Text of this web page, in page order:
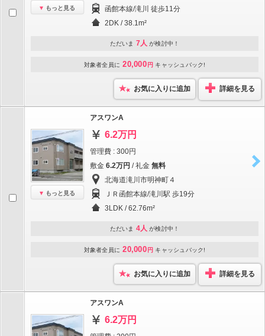
もっと見る
函館本線/滝川 徒歩11分
2DK / 38.1m²
ただいま 7人 が検討中！
対象者全員に 20,000 円 キャッシュバック!
お気に入りに追加 詳細を見る
もっと見る
アスワンA
6.2万円
管理費 : 300円
敷金 6.2万円 / 礼金 無料
北海道滝川市明神町４
ＪＲ函館本線/滝川駅 歩19分
3LDK / 62.76m²
ただいま 4人 が検討中！
対象者全員に 20,000 円 キャッシュバック!
お気に入りに追加 詳細を見る
アスワンA
6.2万円